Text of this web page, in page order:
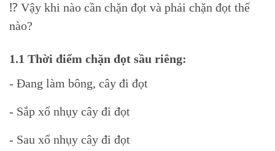
⁉ Vậy khi nào cần chặn đọt và phải chặn đọt thế
nào?
1.1 Thời điểm chặn đọt sầu riêng:
- Đang làm bông, cây đi đọt
- Sắp xổ nhụy cây đi đọt
- Sau xổ nhụy cây đi đọt